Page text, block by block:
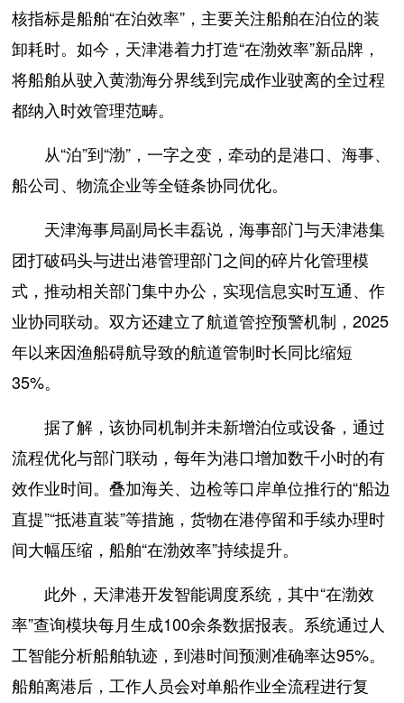
核指标是船舶“在泊效率”，主要关注船舶在泊位的装
卸耗时。如今，天津港着力打造“在渤效率”新品牌，
将船舶从驶入黄渤海分界线到完成作业驶离的全过程
都纳入时效管理范畴。
从“泊”到“渤”，一字之变，牵动的是港口、海事、
船公司、物流企业等全链条协同优化。
天津海事局副局长丰磊说，海事部门与天津港集
团打破码头与进出港管理部门之间的碎片化管理模
式，推动相关部门集中办公，实现信息实时互通、作
业协同联动。双方还建立了航道管控预警机制，2025
年以来因渔船碍航导致的航道管制时长同比缩短
35%。
据了解，该协同机制并未新增泊位或设备，通过
流程优化与部门联动，每年为港口增加数千小时的有
效作业时间。叠加海关、边检等口岸单位推行的“船边
直提”“抵港直装”等措施，货物在港停留和手续办理时
间大幅压缩，船舶“在渤效率”持续提升。
此外，天津港开发智能调度系统，其中“在渤效
率”查询模块每月生成100余条数据报表。系统通过人
工智能分析船舶轨迹，到港时间预测准确率达95%。
船舶离港后，工作人员会对单船作业全流程进行复